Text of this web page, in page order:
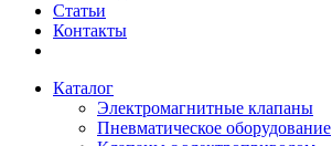
Статьи
Контакты
Каталог
Электромагнитные клапаны
Пневматическое оборудование